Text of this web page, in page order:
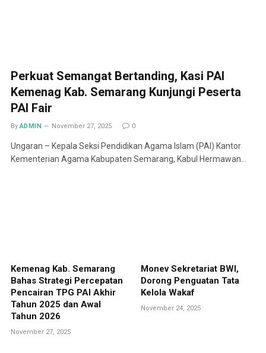
Perkuat Semangat Bertanding, Kasi PAI
Kemenag Kab. Semarang Kunjungi Peserta
PAI Fair
By ADMIN November 27, 2025 0
Ungaran – Kepala Seksi Pendidikan Agama Islam (PAI) Kantor
Kementerian Agama Kabupaten Semarang, Kabul Hermawan…
Kemenag Kab. Semarang
Bahas Strategi Percepatan
Pencairan TPG PAI Akhir
Tahun 2025 dan Awal
Tahun 2026
November 27, 2025
Monev Sekretariat BWI,
Dorong Penguatan Tata
Kelola Wakaf
November 24, 2025